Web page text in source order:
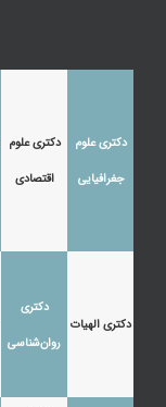
دکتری علوم
جغرافیایی
دکتری علوم
اقتصادی
دکتری الهیات
دکتری
روان‌شناسی